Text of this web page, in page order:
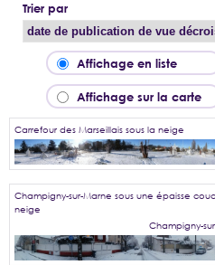
Trier par
Affichage en liste
Affichage sur la carte
Carrefour des Marseillais sous la neige
Champigny-sur-Marne sous une épaisse
neige
Champigny-